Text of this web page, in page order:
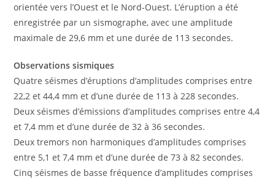
orientée vers l’Ouest et le Nord-Ouest. L’éruption a été
enregistrée par un sismographe, avec une amplitude
maximale de 29,6 mm et une durée de 113 secondes.
Observations sismiques
Quatre séismes d’éruptions d’amplitudes comprises entre
22,2 et 44,4 mm et d’une durée de 113 à 228 secondes.
Deux séismes d’émissions d’amplitudes comprises entre 4,4
et 7,4 mm et d’une durée de 32 à 36 secondes.
Deux tremors non harmoniques d’amplitudes comprises
entre 5,1 et 7,4 mm et d’une durée de 73 à 82 secondes.
Cinq séismes de basse fréquence d’amplitudes comprises